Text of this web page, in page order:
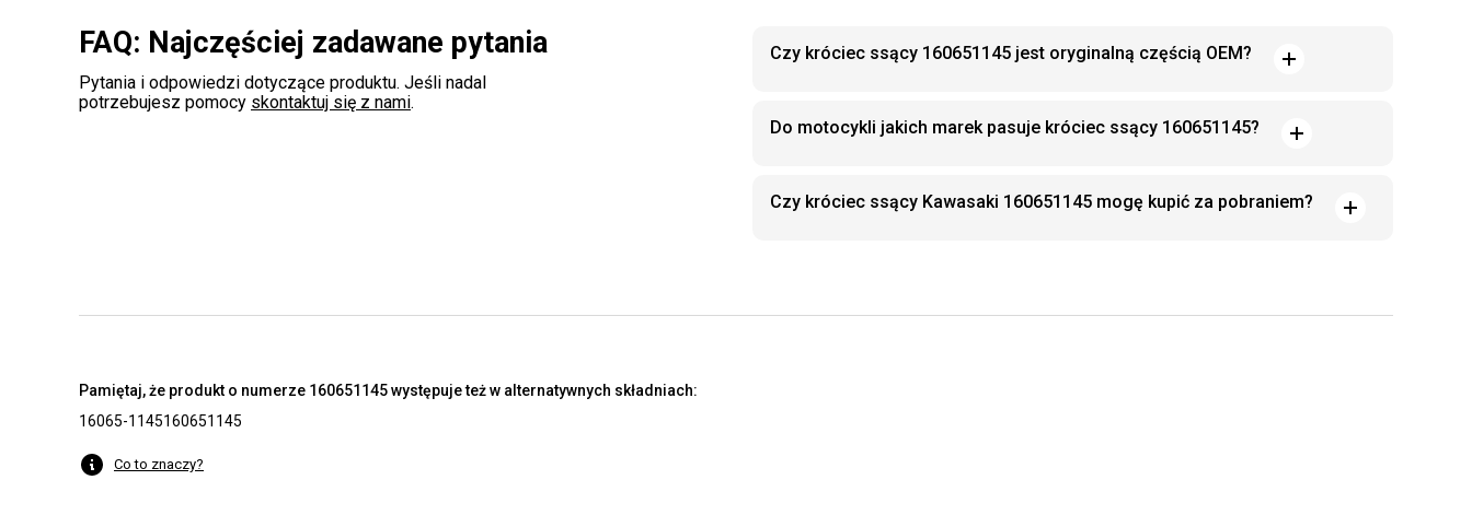
FAQ: Najczęściej zadawane pytania
Pytania i odpowiedzi dotyczące produktu. Jeśli nadal
potrzebujesz pomocy skontaktuj się z nami.
Czy króciec ssący 160651145 jest oryginalną częścią OEM?
Do motocykli jakich marek pasuje króciec ssący 160651145?
Czy króciec ssący Kawasaki 160651145 mogę kupić za pobraniem?
Pamiętaj, że produkt o numerze 160651145 występuje też w alternatywnych składniach:
16065-1145160651145
Co to znaczy?